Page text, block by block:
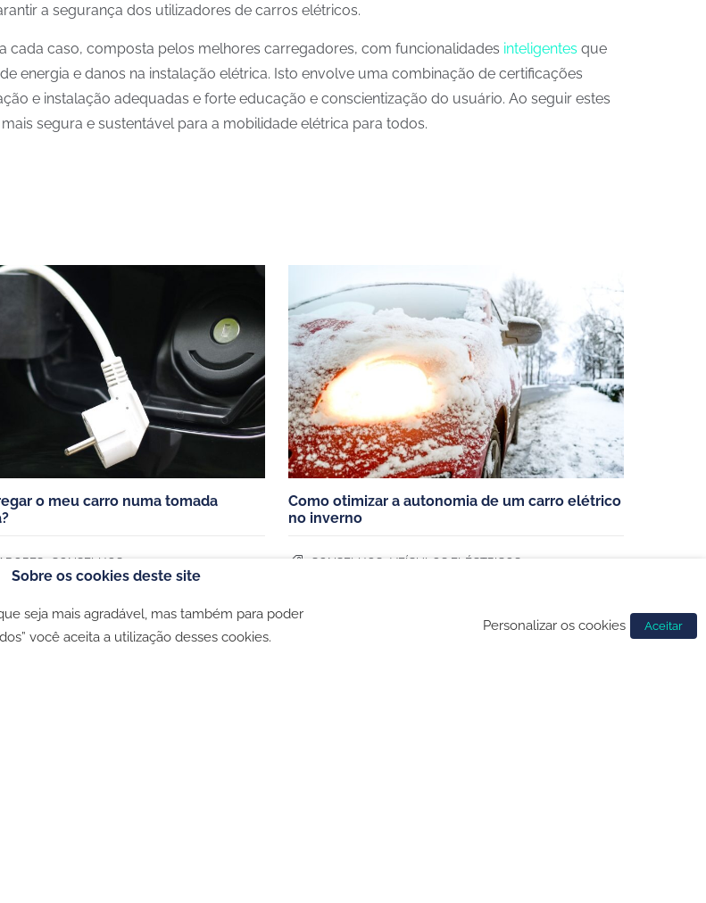
a segurança dos utilizadores de carros elétricos.
cada caso, composta pelos melhores carregadores, com funcionalidades inteligentes que
energia e danos na instalação elétrica. Isto envolve uma combinação de certificações
e instalação adequadas e forte educação e conscientização do usuário. Ao seguir estes
segura e sustentável para a mobilidade elétrica para todos.
o meu carro numa tomada
CONSELHOS
Como otimizar a autonomia de um carro elétrico
no inverno
CONSELHOS VEÍCULOS ELÉCTRICOS
BLOG
Estudos de caso
Poupanças carro elétrico
Todos os artigos
Carros elétricos
Carros híbrido plug-in
Veículos elétricos de mercadorias
de privacidade Livro de Reclamações
Sobre os cookies deste site
seja mais agradável, mas também para poder
você aceita a utilização desses cookies.
Personalizar os cookies Aceitar